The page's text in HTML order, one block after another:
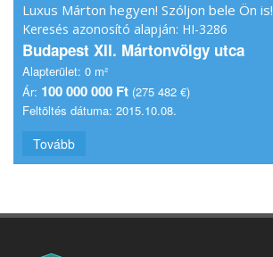
Luxus Márton hegyen! Szóljon bele Ön is!
Keresés azonosító alapján: HI-3286
Budapest XII. Mártonvölgy utca
Alapterület: 0 m²
Ár: 100 000 000 Ft (275 482 €)
Feltöltés dátuma: 2015.10.08.
Tovább